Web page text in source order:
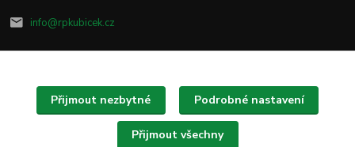
info@rpkubicek.cz
Upravit sběr cookies.
Přijmout nezbytné Podrobné nastavení
Přijmout všechny